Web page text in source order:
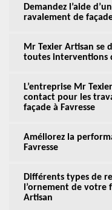
Demandez l’aide
ravalement de
Mr Texier Artisan se
toutes interventions
L’entreprise Mr
contact pour les
façade à Favresse
Améliorez la
Favresse
Différents types de
l’ornement de votre
Artisan